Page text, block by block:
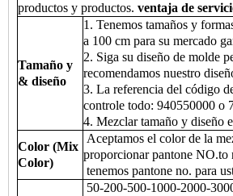
productos y productos. ventaja de
Tamaño y
& diseño
1. Tenemos tamaños y
a 100 cm para su mercado
2. Siga su diseño de molde
recomendamos nuestro
3. La referencia del código
controle todo: 940550000 o
4. Mezclar tamaño y diseño
Color (Mix
Color)
Aceptamos el color de la
proporcionar pantone NO.to
tenemos pantone no. para
50-200-500-1000-2000-